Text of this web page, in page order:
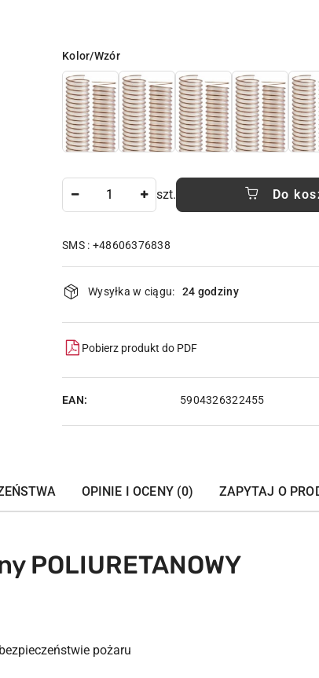
Wariant
Kolor/Wzór
szt. Do
SMS : +48606376838
Dostępność
i
dostawa
Wysyłka w ciągu: 24 godziny
Pobierz produkt do PDF
EAN: 5904326322455
OPINIE I OCENY (0) ZAPYTAJ O
POLIURETANOWY
pożaru